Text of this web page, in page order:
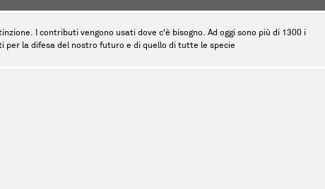
I contributi vengono usati dove c'è bisogno. Ad oggi sono più di 1300 i
per la difesa del nostro futuro e di quello di tutte le specie